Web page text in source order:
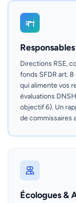
Directions RSE,
fonds SFDR art.
qui alimente vos
évaluations
objectif 6). Un
de commissaires
Écologues &